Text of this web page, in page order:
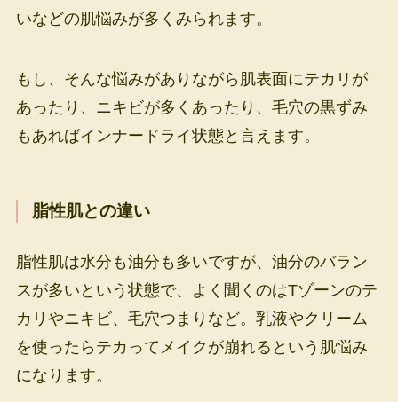
いなどの肌悩みが多くみられます。
もし、そんな悩みがありながら肌表面にテカリが
あったり、ニキビが多くあったり、毛穴の黒ずみ
もあればインナードライ状態と言えます。
脂性肌との違い
脂性肌は水分も油分も多いですが、油分のバラン
スが多いという状態で、よく聞くのはTゾーンのテ
カリやニキビ、毛穴つまりなど。乳液やクリーム
を使ったらテカってメイクが崩れるという肌悩み
になります。